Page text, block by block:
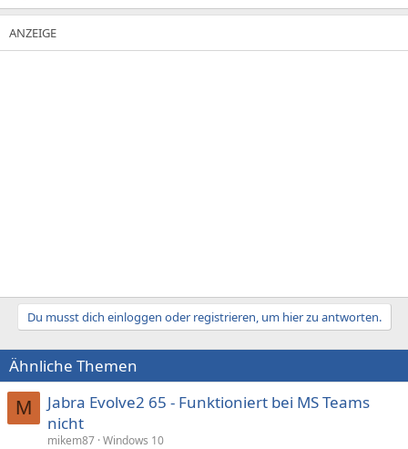
Du musst dich einloggen oder registrieren, um hier zu antworten.
Ähnliche Themen
M
Jabra Evolve2 65 - Funktioniert bei MS Teams
nicht
mikem87 Windows 10